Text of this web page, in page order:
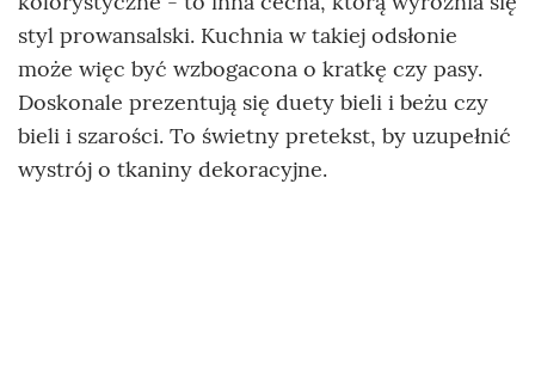
styl prowansalski. Kuchnia w takiej odsłonie
może więc być wzbogacona o kratkę czy pasy.
Doskonale prezentują się duety bieli i beżu czy
bieli i szarości. To świetny pretekst, by uzupełnić
wystrój o tkaniny dekoracyjne.